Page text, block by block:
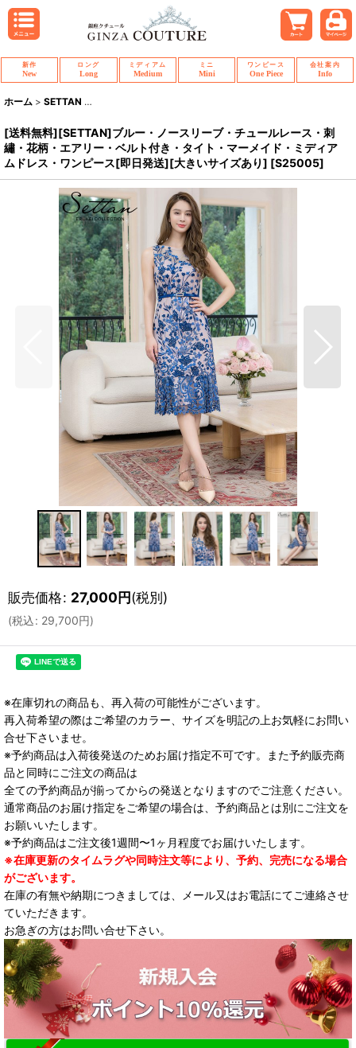
新作
New
ロング
Long
ミディアム
Medium
ミニ
Mini
ワンピース
One Piece
会社案内
Info
ホーム > SETTAN >
[送料無料][SETTAN]ブルー・ノースリーブ・チュールレース・刺
繡・花柄・エアリー・ベルト付き・タイト・マーメイド・ミディア
ムドレス・ワンピース[即日発送][大きいサイズあり] [S25005]
販売価格: 27,000円(税別)
(税込: 29,700円)
※在庫切れの商品も、再入荷の可能性がございます。
再入荷希望の際はご希望のカラー、サイズを明記の上お気軽にお問い
合せ下さいませ。
※予約商品は入荷後発送のためお届け指定不可です。また予約販売商
品と同時にご注文の商品は
全ての予約商品が揃ってからの発送となりますのでご注意ください。
通常商品のお届け指定をご希望の場合は、予約商品とは別にご注文を
お願いいたします。
※予約商品はご注文後1週間〜1ヶ月程度でお届けいたします。
※在庫更新のタイムラグや同時注文等により、予約、完売になる場合
がございます。
在庫の有無や納期につきましては、メール又はお電話にてご連絡させ
ていただきます。
お急ぎの方はお問い合せ下さい。